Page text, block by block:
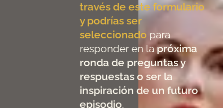
través de este formulario
y podrías ser
seleccionado para
responder en la próxima
ronda de preguntas y
respuestas o ser la
inspiración de un futuro
episodio.